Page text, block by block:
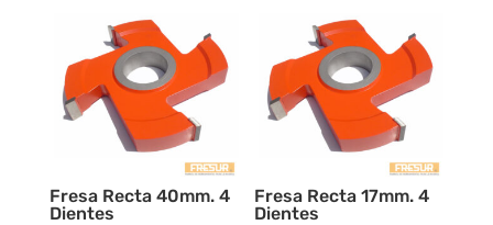
Fresa Recta 40mm. 4
Dientes
Fresa Recta 17mm. 4
Dientes